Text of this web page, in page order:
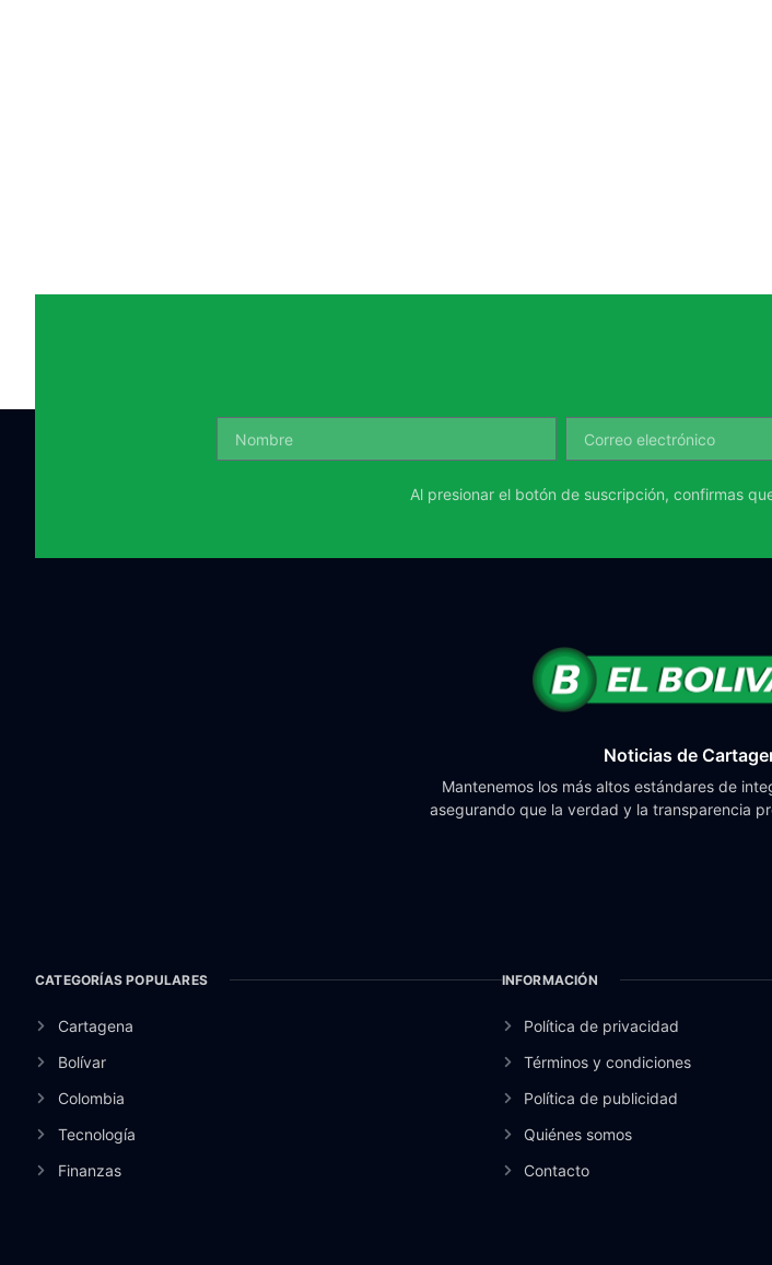
Al presionar el botón de suscripción, confirmas
Noticias de
Mantenemos los más altos estándares de
asegurando que la verdad y la transparencia
CATEGORÍAS POPULARES
Cartagena
Bolívar
Colombia
Tecnología
Finanzas
INFORMACIÓN
Política de privacidad
Términos y condiciones
Política de publicidad
Quiénes somos
Contacto